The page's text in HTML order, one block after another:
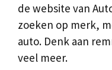
de website van
zoeken op merk,
auto. Denk aan
veel meer.